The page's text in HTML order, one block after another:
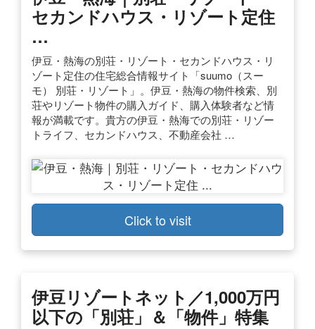
セカンドハウス・リゾート定住
…
伊豆・熱海の別荘・リゾート・セカンドハウス・リ
ゾート定住の住宅総合情報サイト「suumo（スー
モ） 別荘・リゾート」。伊豆・熱海の物件検索、別
荘やリゾート物件の購入ガイド、購入体験者など情
報が満載です。貴方の伊豆・熱海での別荘・リゾー
トライフ、セカンドハウス、不動産会社 …
Click to visit
伊豆リゾートネット／1,000万円
以下の「別荘」＆「物件」特集